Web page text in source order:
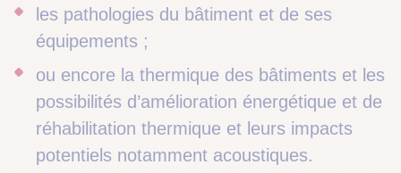
les pathologies du bâtiment et de ses
équipements ;
ou encore la thermique des bâtiments et les
possibilités d’amélioration énergétique et de
réhabilitation thermique et leurs impacts
potentiels notamment acoustiques.